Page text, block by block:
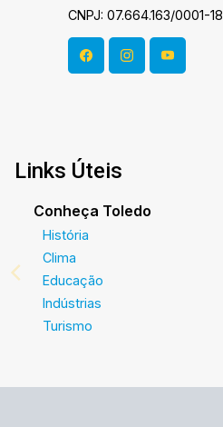
CNPJ: 07.664.163/0001-18
Links Úteis
Conheça Toledo
História
Clima
Educação
Indústrias
Turismo